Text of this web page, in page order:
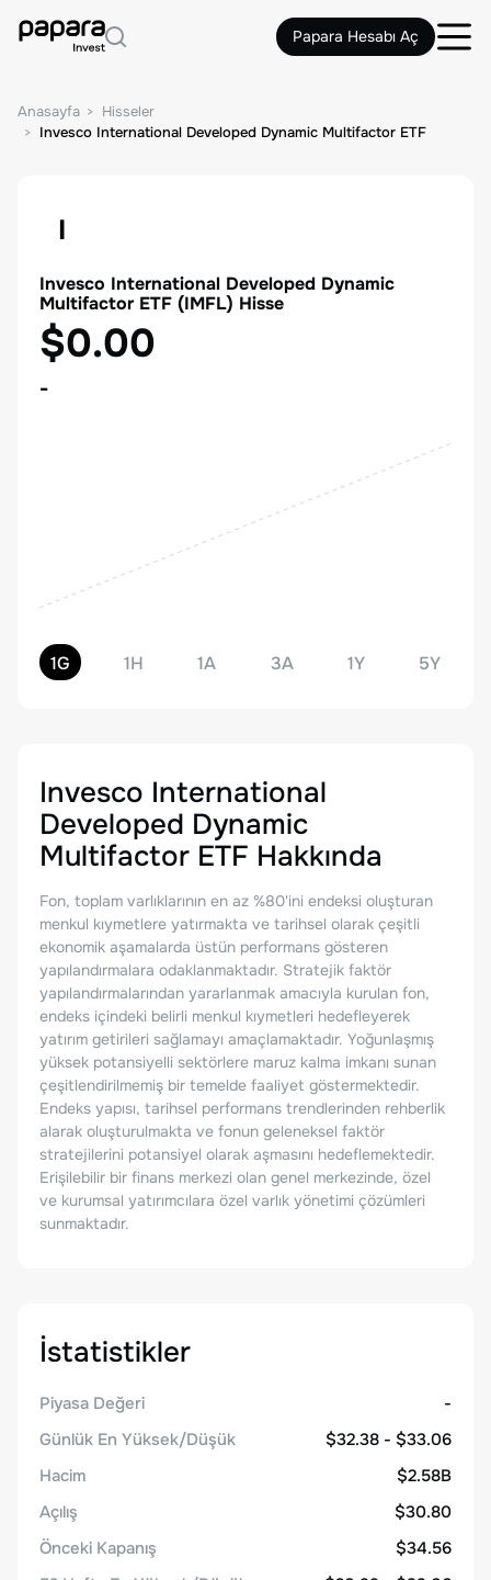
Papara Hesabı Aç
Anasayfa
Hisseler
Invesco International Developed Dynamic Multifactor ETF
I
Invesco International Developed Dynamic
Multifactor ETF (IMFL) Hisse
$0.00
-
1G 1H 1A 3A 1Y 5Y
Invesco International
Developed Dynamic
Multifactor ETF Hakkında
Fon, toplam varlıklarının en az %80'ini endeksi oluşturan
menkul kıymetlere yatırmakta ve tarihsel olarak çeşitli
ekonomik aşamalarda üstün performans gösteren
yapılandırmalara odaklanmaktadır. Stratejik faktör
yapılandırmalarından yararlanmak amacıyla kurulan fon,
endeks içindeki belirli menkul kıymetleri hedefleyerek
yatırım getirileri sağlamayı amaçlamaktadır. Yoğunlaşmış
yüksek potansiyelli sektörlere maruz kalma imkanı sunan
çeşitlendirilmemiş bir temelde faaliyet göstermektedir.
Endeks yapısı, tarihsel performans trendlerinden rehberlik
alarak oluşturulmakta ve fonun geleneksel faktör
stratejilerini potansiyel olarak aşmasını hedeflemektedir.
Erişilebilir bir finans merkezi olan genel merkezinde, özel
ve kurumsal yatırımcılara özel varlık yönetimi çözümleri
sunmaktadır.
İstatistikler
Piyasa Değeri
-
Günlük En Yüksek/Düşük
$32.38 - $33.06
Hacim
$2.58B
Açılış
$30.80
Önceki Kapanış
$34.56